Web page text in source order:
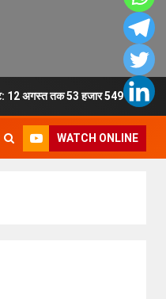
12 अगस्त तक 53 हजार 549 आवेदनों
WATCH ONLINE